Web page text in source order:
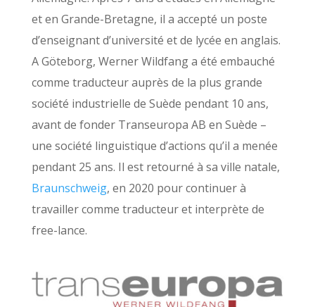
et en Grande-Bretagne, il a accepté un poste
d’enseignant d’université et de lycée en anglais.
A Göteborg, Werner Wildfang a été embauché
comme traducteur auprès de la plus grande
société industrielle de Suède pendant 10 ans,
avant de fonder Transeuropa AB en Suède –
une société linguistique d’actions qu’il a menée
pendant 25 ans. Il est retourné à sa ville natale,
Braunschweig, en 2020 pour continuer à
travailler comme traducteur et interprète de
free-lance.